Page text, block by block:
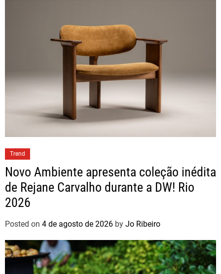
Trend
Novo Ambiente apresenta coleção inédita
de Rejane Carvalho durante a DW! Rio
2026
Posted on 4 de agosto de 2026 by Jo Ribeiro